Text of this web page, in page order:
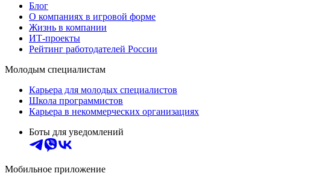
Блог
О компаниях в игровой форме
Жизнь в компании
ИТ-проекты
Рейтинг работодателей России
Молодым специалистам
Карьера для молодых специалистов
Школа программистов
Карьера в некоммерческих организациях
Боты для уведомлений
Мобильное приложение